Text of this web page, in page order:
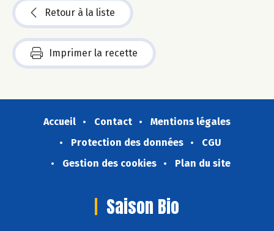
Retour à la liste
Imprimer la recette
Accueil Contact
Mentions légales
Protection des données
CGU
Gestion des cookies
Plan du site
Saison Bio